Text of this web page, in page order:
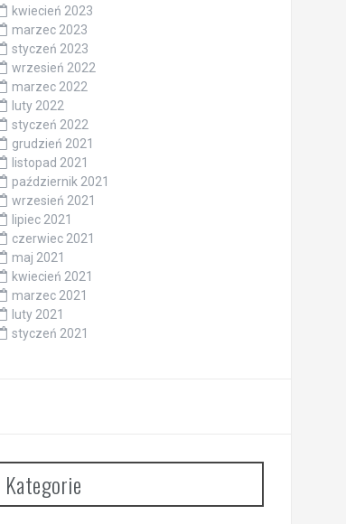
kwiecień 2023
marzec 2023
styczeń 2023
wrzesień 2022
marzec 2022
luty 2022
styczeń 2022
grudzień 2021
listopad 2021
październik 2021
wrzesień 2021
lipiec 2021
czerwiec 2021
maj 2021
kwiecień 2021
marzec 2021
luty 2021
styczeń 2021
Kategorie